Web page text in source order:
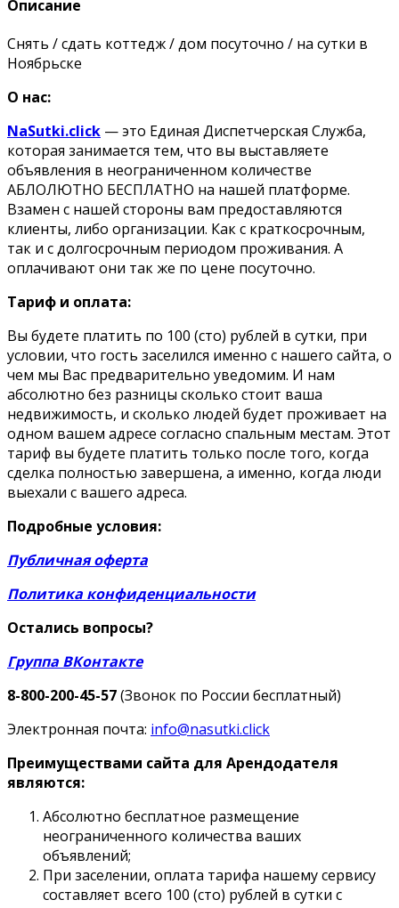
Описание
Снять / сдать коттедж / дом посуточно / на сутки в
Ноябрьске
О нас:
NaSutki.click — это Единая Диспетчерская Служба,
которая занимается тем, что вы выставляете
объявления в неограниченном количестве
АБЛОЛЮТНО БЕСПЛАТНО на нашей платформе.
Взамен с нашей стороны вам предоставляются
клиенты, либо организации. Как с краткосрочным,
так и с долгосрочным периодом проживания. А
оплачивают они так же по цене посуточно.
Тариф и оплата:
Вы будете платить по 100 (сто) рублей в сутки, при
условии, что гость заселился именно с нашего сайта, о
чем мы Вас предварительно уведомим. И нам
абсолютно без разницы сколько стоит ваша
недвижимость, и сколько людей будет проживает на
одном вашем адресе согласно спальным местам. Этот
тариф вы будете платить только после того, когда
сделка полностью завершена, а именно, когда люди
выехали с вашего адреса.
Подробные условия:
Публичная оферта
Политика конфиденциальности
Остались вопросы?
Группа ВКонтакте
8-800-200-45-57(Звонок по России бесплатный)
Электронная почта: info@nasutki.click
Преимуществами сайта для Арендодателя
являются:
Абсолютно бесплатное размещение
неограниченного количества ваших
объявлений;
При заселении, оплата тарифа нашему сервису
составляет всего 100 (сто) рублей в сутки с